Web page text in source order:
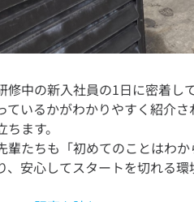
修中の新入社員の1日に密着し
ているかがわかりやすく紹介
ちます。
輩たちも「初めてのことはわ